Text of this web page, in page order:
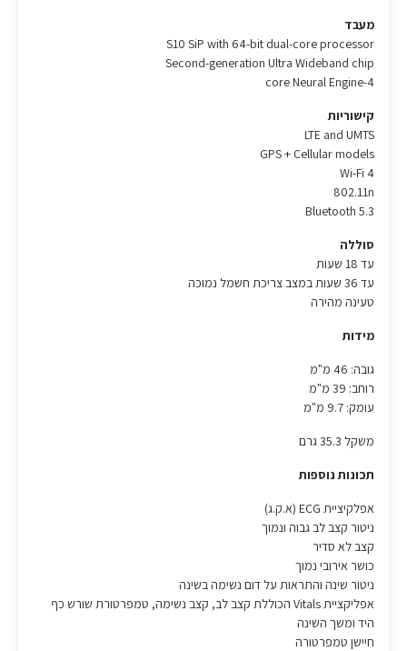
מעבד
S10 SiP with 64-bit dual-core processor
Second-generation Ultra Wideband chip
4-core Neural Engine
קישוריות
LTE and UMTS
GPS + Cellular models
Wi-Fi 4
802.11n
Bluetooth 5.3
סוללה
עד 18 שעות
עד 36 שעות במצב צריכת חשמל נמוכה
טעינה מהירה
מידות
גובה: 46 מ"מ
רוחב: 39 מ"מ
עומק: 9.7 מ"מ
משקל 35.3 גרם
תכונות נוספות
אפלקיציית ECG (א.ק.ג)
ניטור קצב לב גבוה ונמוך
קצב לא סדיר
כושר אירובי נמוך
ניטור שינה והתראות על דום נשימה בשינה
אפליקציית Vitals הכוללת קצב לב, קצב נשימה, טמפרטורת שורש כף
היד ומשך השינה
חיישן טמפרטורה